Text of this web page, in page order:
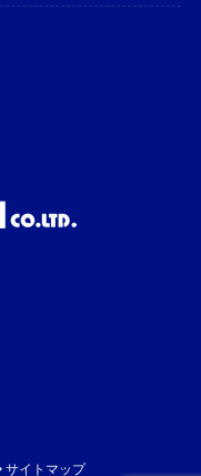
サイトマップ